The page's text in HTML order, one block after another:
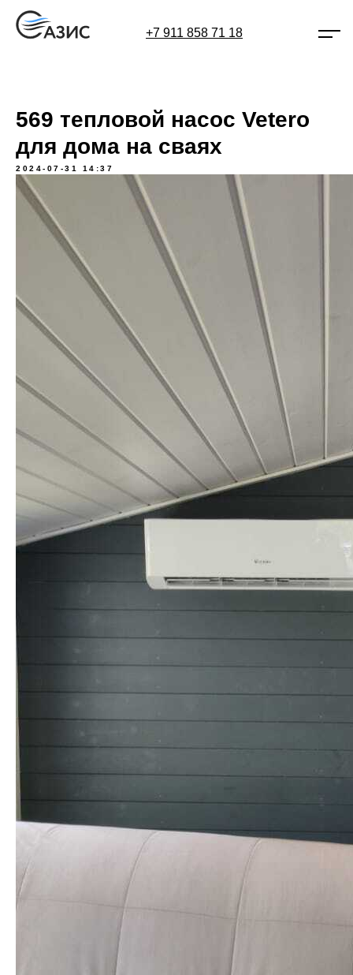
+7 911 858 71 18
569 тепловой насос Vetero
для дома на сваях
2024-07-31 14:37